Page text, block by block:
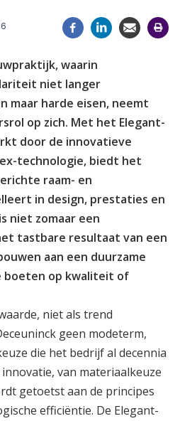
waarin
niet langer
maar harde eisen, neemt
op zich. Met het Elegant-
door de innovatieve
technologie, biedt het
raam- en
in design, prestaties en
niet zomaar een
tastbare resultaat van een
aan een duurzame
boeten op kwaliteit of
niet als trend
geen modeterm,
die het bedrijf al decennia
van materiaalkeuze
getoetst aan de principes
efficiëntie. De Elegant-